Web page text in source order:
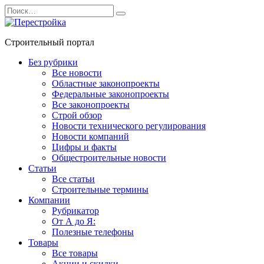
Перейти
к
содержанию
Search
for:
Строительный портал
Без рубрики
Все новости
Областные законопроекты
Федеральные законопроекты
Все законопроекты
Строй обзор
Новости технического регулирования
Новости компаний
Цифры и факты
Общестроительные новости
Статьи
Все статьи
Строительные термины
Компании
Рубрикатор
От А до Я:
Полезные телефоны
Товары
Все товары